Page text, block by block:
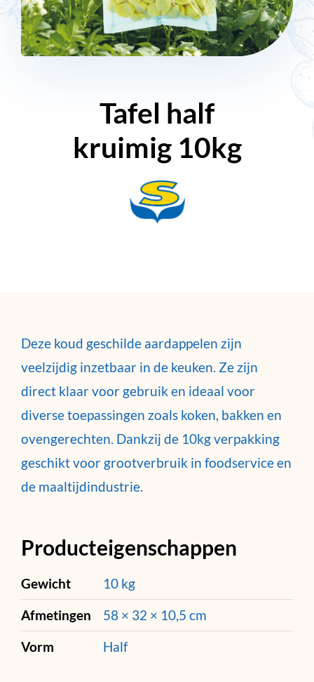
Tafel half
kruimig 10kg
Deze koud geschilde aardappelen zijn
veelzijdig inzetbaar in de keuken. Ze zijn
direct klaar voor gebruik en ideaal voor
diverse toepassingen zoals koken, bakken en
ovengerechten. Dankzij de 10kg verpakking
geschikt voor grootverbruik in foodservice en
de maaltijdindustrie.
Producteigenschappen
Gewicht
10 kg
Afmetingen
58 × 32 × 10,5 cm
Vorm
Half